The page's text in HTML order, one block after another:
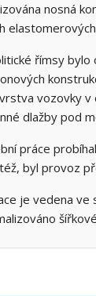
nosná
římsy
vozovky v
dlažby pod
práce
byl provoz
je vedena